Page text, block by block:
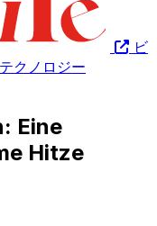
ビ
テクノロジー
Eine
Hitze